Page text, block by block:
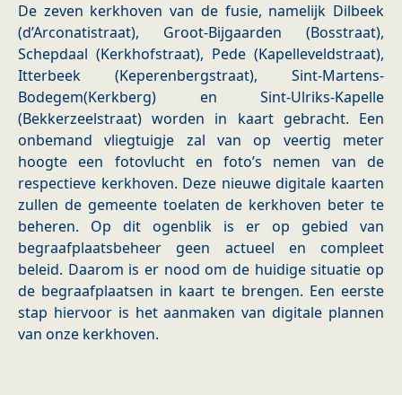
De zeven kerkhoven van de fusie, namelijk Dilbeek
(d’Arconatistraat), Groot-Bijgaarden (Bosstraat),
Schepdaal (Kerkhofstraat), Pede (Kapelleveldstraat),
Itterbeek (Keperenbergstraat), Sint-Martens-
Bodegem(Kerkberg) en Sint-Ulriks-Kapelle
(Bekkerzeelstraat) worden in kaart gebracht. Een
onbemand vliegtuigje zal van op veertig meter
hoogte een fotovlucht en foto’s nemen van de
respectieve kerkhoven. Deze nieuwe digitale kaarten
zullen de gemeente toelaten de kerkhoven beter te
beheren. Op dit ogenblik is er op gebied van
begraafplaatsbeheer geen actueel en compleet
beleid. Daarom is er nood om de huidige situatie op
de begraafplaatsen in kaart te brengen. Een eerste
stap hiervoor is het aanmaken van digitale plannen
van onze kerkhoven.